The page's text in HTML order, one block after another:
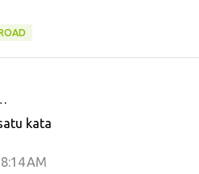
kata
AM